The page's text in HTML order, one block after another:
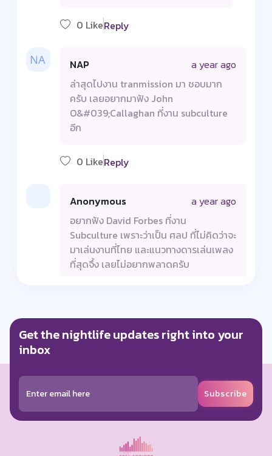
0 LikeReply
NAP
a year ago
ล่าสุดไปงาน tranmission มา ชอบมาก
ครับ เลยอยากมาฟัง John
O&#039;Callaghan ที่งาน subculture
อีก
0 LikeReply
Anonymous
a year ago
อยากฟัง David Forbes ที่งาน
Subculture เพราะว่าเป็น ศลป ที่ไม่คิดว่าจะ
มาเล่นงานที่ไทย และแนวทางดารเล่นเพลง
ที่สุดจึ้ง เลยไม่อยากพลาดครับ
Dittha Chukiat
a year ago
0 LikeReply
Get the nightlife updates right into your
inbox
Subscribe